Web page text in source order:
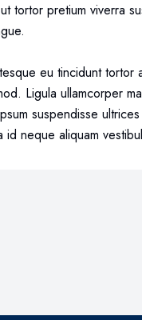
tortor pretium viverra
eu tincidunt tortor
Ligula ullamcorper
suspendisse
neque aliquam